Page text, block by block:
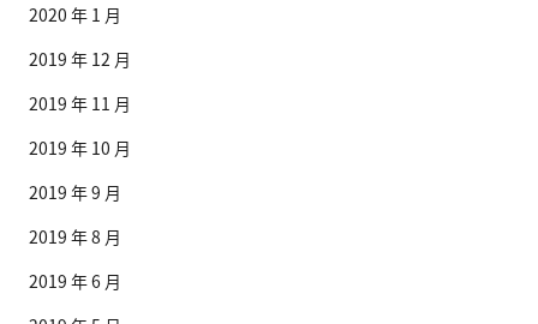
2020 年 1 月
2019 年 12 月
2019 年 11 月
2019 年 10 月
2019 年 9 月
2019 年 8 月
2019 年 6 月